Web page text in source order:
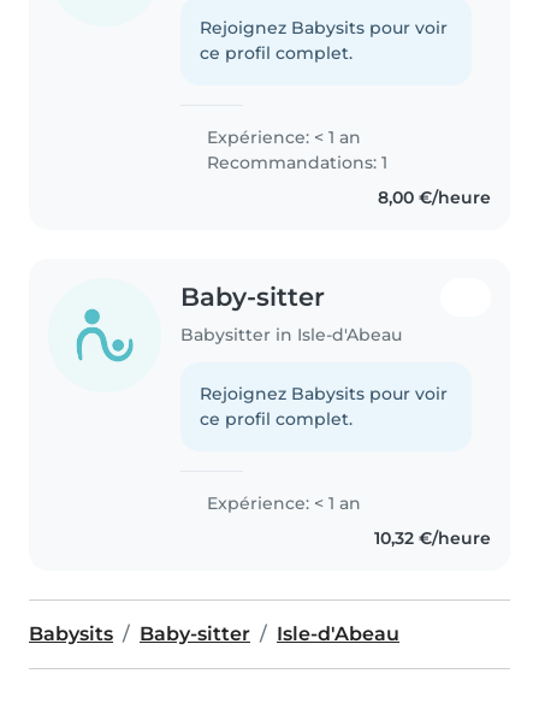
Rejoignez Babysits pour voir
ce profil complet.
Expérience: < 1 an
Recommandations: 1
8,00 €/heure
Baby-sitter
Babysitter in Isle-d'Abeau
Rejoignez Babysits pour voir
ce profil complet.
Expérience: < 1 an
10,32 €/heure
Babysits Baby-sitter Isle-d'Abeau